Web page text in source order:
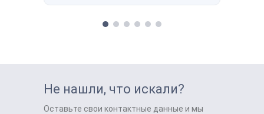
Не нашли, что искали?
Оставьте свои контактные данные и мы